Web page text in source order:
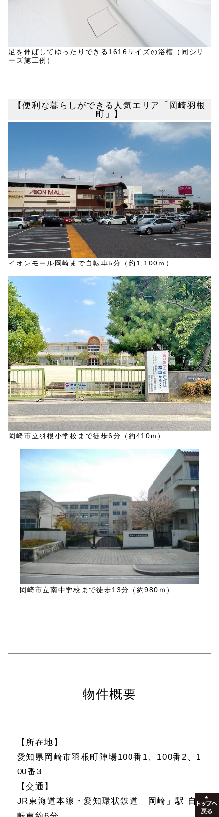
足を伸ばしてゆったりできる1616サイズの浴槽（同シリ
ーズ施工例）
【便利な暮らしができる人気エリア「岡崎羽根
町」】
イオンモール岡崎まで自転車5分（約1,100ｍ）
岡崎市立羽根小学校まで徒歩6分（約410m）
岡崎市立南中学校まで徒歩13分（約980ｍ）
物件概要
【所在地】
愛知県岡崎市羽根町陣場100番1、100番2、1
00番3
【交通】
JR東海道本線・愛知環状鉄道「岡崎」駅 自